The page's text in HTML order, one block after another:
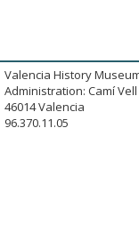
Valencia History
Administration: Camí
46014 Valencia
96.370.11.05